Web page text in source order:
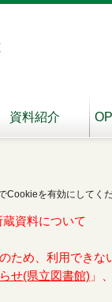
資料紹介
Cookieを有効にしてく
蔵資料について
ため、利用できな
せ(県立図書館) 」